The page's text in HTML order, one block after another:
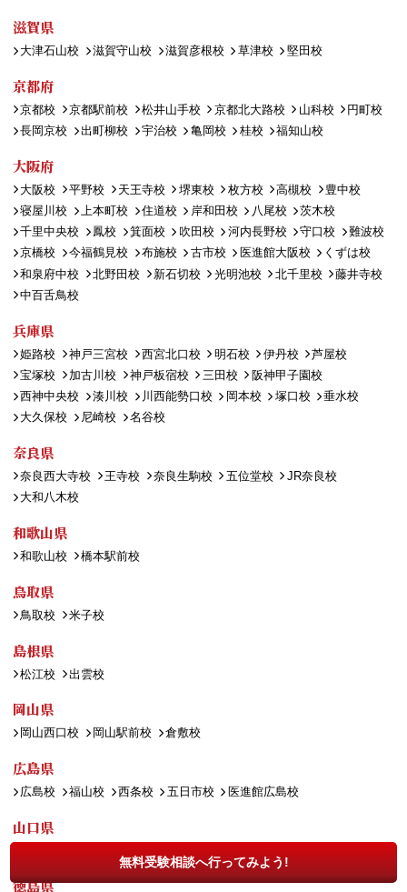
無料受験相談へ行ってみよう!
滋賀県
大津石山校 滋賀守山校 滋賀彦根校 草津校 堅田校
京都府
京都校 京都駅前校 松井山手校 京都北大路校 山科校
円町校
長岡京校
出町柳校 宇治校 亀岡校 桂校 福知山校
大阪府
大阪校 平野校 天王寺校 堺東校 枚方校 高槻校
豊中校
寝屋川校
上本町校 住道校 岸和田校 八尾校
茨木校
千里中央校
鳳校 箕面校 吹田校 河内長野校 守口校
難波校
京橋校
今福鶴見校 布施校 古市校 医進館大阪校
くずは校
和泉府中校
北野田校 新石切校 光明池校 北千里校
藤井寺校
中百舌鳥校
兵庫県
姫路校 神戸三宮校 西宮北口校 明石校 伊丹校
芦屋校
宝塚校
加古川校 神戸板宿校 三田校
阪神甲子園校
西神中央校
湊川校 川西能勢口校 岡本校 塚口校
垂水校
大久保校
尼崎校 名谷校
奈良県
奈良西大寺校 王寺校 奈良生駒校 五位堂校
JR奈良校
大和八木校
和歌山県
和歌山校 橋本駅前校
鳥取県
鳥取校 米子校
島根県
松江校 出雲校
岡山県
岡山西口校 岡山駅前校 倉敷校
広島県
広島校 福山校 西条校 五日市校 医進館広島校
山口県
徳島県